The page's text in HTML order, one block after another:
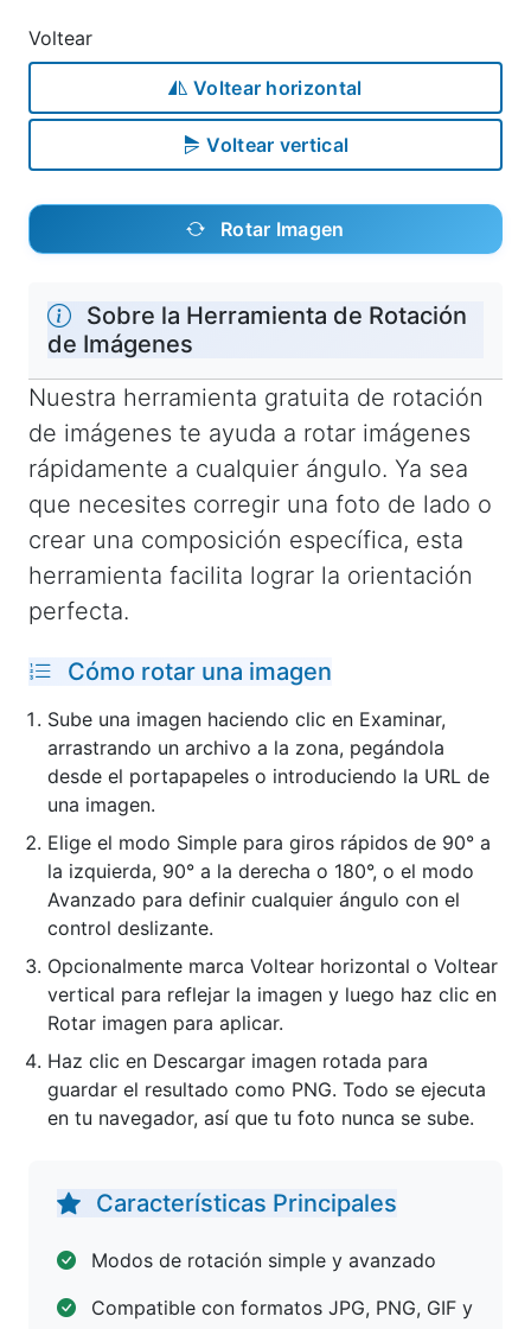
Voltear
Voltear horizontal
Voltear vertical
Rotar Imagen
Sobre la Herramienta de Rotación
de Imágenes
Nuestra herramienta gratuita de rotación
de imágenes te ayuda a rotar imágenes
rápidamente a cualquier ángulo. Ya sea
que necesites corregir una foto de lado o
crear una composición específica, esta
herramienta facilita lograr la orientación
perfecta.
Cómo rotar una imagen
Sube una imagen haciendo clic en Examinar,
arrastrando un archivo a la zona, pegándola
desde el portapapeles o introduciendo la URL de
una imagen.
Elige el modo Simple para giros rápidos de 90° a
la izquierda, 90° a la derecha o 180°, o el modo
Avanzado para definir cualquier ángulo con el
control deslizante.
Opcionalmente marca Voltear horizontal o Voltear
vertical para reflejar la imagen y luego haz clic en
Rotar imagen para aplicar.
Haz clic en Descargar imagen rotada para
guardar el resultado como PNG. Todo se ejecuta
en tu navegador, así que tu foto nunca se sube.
Características Principales
Modos de rotación simple y avanzado
Compatible con formatos JPG, PNG, GIF y